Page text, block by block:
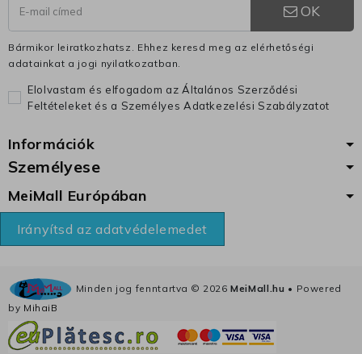
OK
Bármikor leiratkozhatsz. Ehhez keresd meg az elérhetőségi
adatainkat a jogi nyilatkozatban.
Elolvastam és elfogadom az Általános Szerződési
Feltételeket és a Személyes Adatkezelési Szabályzatot
Információk
Személyese
MeiMall Európában
Irányítsd az adatvédelemedet
Minden jog fenntartva © 2026MeiMall.hu • Powered
by MihaiB